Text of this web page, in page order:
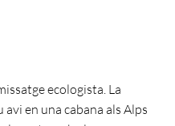
ecologista. La
en una cabana als Alps